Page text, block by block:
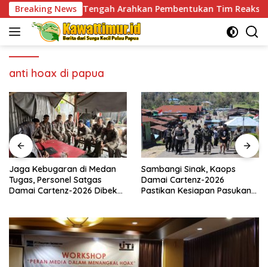
Skip
to
content
Breaking News
Tengah Arahkan Pembentukan Tim Reaksi Cepat Bencana
anti hoax di papua
Jaga Kebugaran di Medan
Tugas, Personel Satgas
Damai Cartenz-2026 Dibekali
Sambangi Sinak, Kaops
Damai Cartenz-2026
Pastikan Kesiapan Pasukan